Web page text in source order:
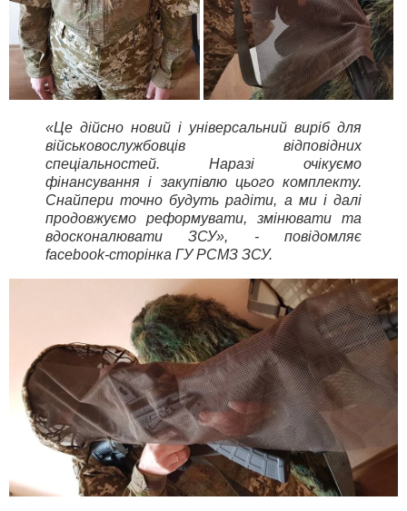
«Це дійсно новий і універсальний виріб для
військовослужбовців відповідних
спеціальностей. Наразі очікуємо
фінансування і закупівлю цього комплекту.
Снайпери точно будуть радіти, а ми і далі
продовжуємо реформувати, змінювати та
вдосконалювати ЗСУ», - повідомляє
facebook-сторінка ГУ РСМЗ ЗСУ.